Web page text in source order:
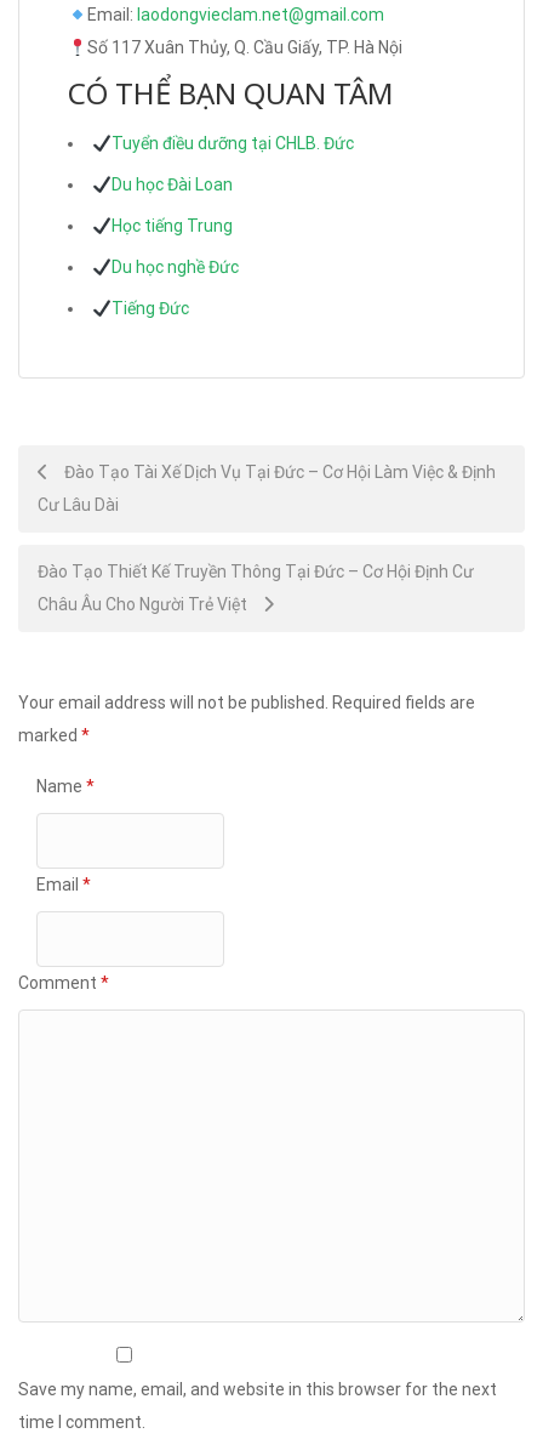
Email: laodongvieclam.net@gmail.com
Số 117 Xuân Thủy, Q. Cầu Giấy, TP. Hà Nội
CÓ THỂ BẠN QUAN TÂM
Tuyển điều dưỡng tại CHLB. Đức
Du học Đài Loan
Học tiếng Trung
Du học nghề Đức
Tiếng Đức
Post
navigation
Đào Tạo Tài Xế Dịch Vụ Tại Đức – Cơ Hội Làm Việc & Định
Cư Lâu Dài
Đào Tạo Thiết Kế Truyền Thông Tại Đức – Cơ Hội Định Cư
Châu Âu Cho Người Trẻ Việt
Your email address will not be published. Required fields are
marked *
Name *
Email *
Comment *
Save my name, email, and website in this browser for the next
time I comment.